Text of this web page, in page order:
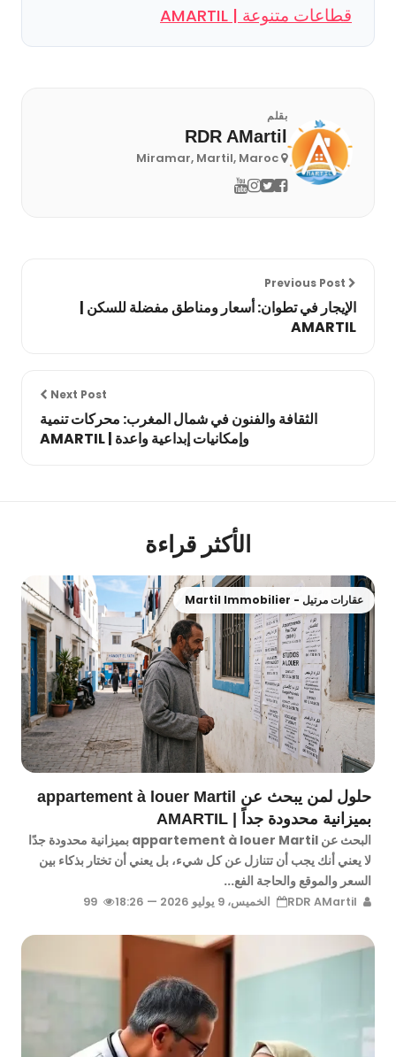
قطاعات متنوعة | AMARTIL
بقلم
RDR AMartil
الإيجار في تطوان: أسعار ومناطق مفضلة للسكن |
AMARTIL
Next Post
الثقافة والفنون في شمال المغرب: محركات تنمية
وإمكانيات إبداعية واعدة | AMARTIL
الأكثر قراءة
عقارات مرتيل - Martil Immobilier
حلول لمن يبحث عن appartement à louer Martil
بميزانية محدودة جداً | AMARTIL
البحث عن appartement à louer Martil بميزانية محدودة جدًا
لا يعني أنك يجب أن تتنازل عن كل شيء، بل يعني أن تختار بذكاء بين
السعر والموقع والحاجة الفع...
الخميس، 9 يوليو 2026 — 18:26